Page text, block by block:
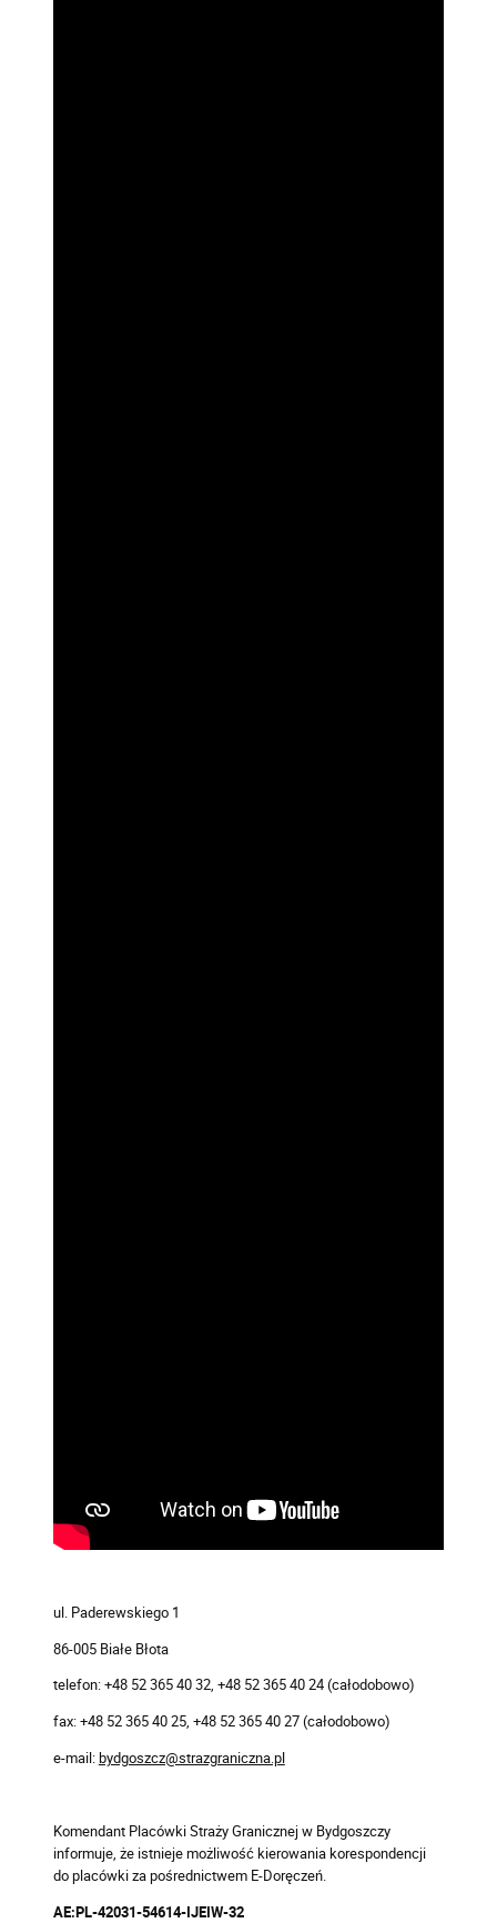
ul. Paderewskiego 1
86-005 Białe Błota
telefon: +48 52 365 40 32, +48 52 365 40 24 (całodobowo)
fax: +48 52 365 40 25, +48 52 365 40 27 (całodobowo)
e-mail:bydgoszcz@strazgraniczna.pl
Komendant Placówki Straży Granicznej w Bydgoszczy
informuje, że istnieje możliwość kierowania korespondencji
do placówki za pośrednictwem E-Doręczeń.
AE:PL-42031-54614-IJEIW-32